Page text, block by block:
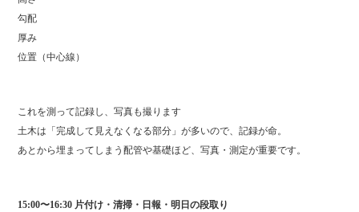
勾配
厚み
位置（中心線）
これを測って記録し、写真も撮ります
土木は「完成して見えなくなる部分」が多いので、記録が命。
あとから埋まってしまう配管や基礎ほど、写真・測定が重要です。
15:00〜16:30 片付け・清掃・日報・明日の段取り